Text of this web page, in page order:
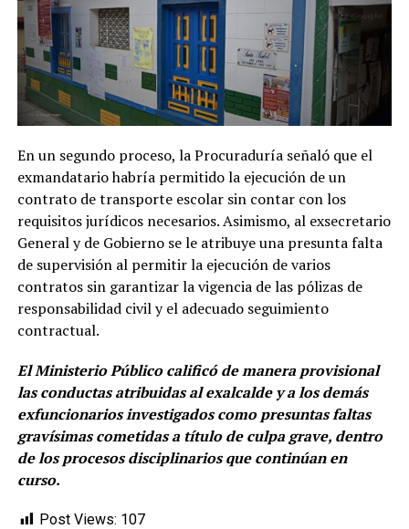
En un segundo proceso, la Procuraduría señaló que el
exmandatario habría permitido la ejecución de un
contrato de transporte escolar sin contar con los
requisitos jurídicos necesarios. Asimismo, al exsecretario
General y de Gobierno se le atribuye una presunta falta
de supervisión al permitir la ejecución de varios
contratos sin garantizar la vigencia de las pólizas de
responsabilidad civil y el adecuado seguimiento
contractual.
El Ministerio Público calificó de manera provisional
las conductas atribuidas al exalcalde y a los demás
exfuncionarios investigados como presuntas faltas
gravísimas cometidas a título de culpa grave, dentro
de los procesos disciplinarios que continúan en
curso.
Post Views: 107